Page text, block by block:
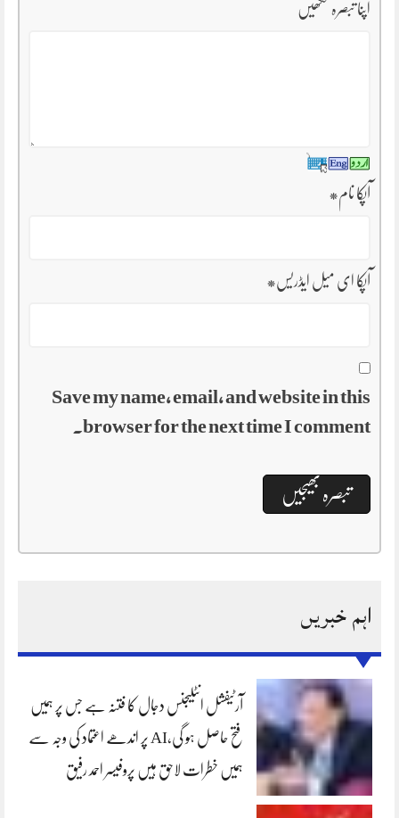
اپنا تبصرہ لکھیں
آپکا نام*
آپکا ای میل ایڈریس*
Save my name, email, and website in this
browser for the next time I comment.
اہم خبریں
آرٹیفشل انٹلیجنس دجال کا فتنہ ہے جس پر ہمیں
فتح حاصل ہو گی،AI پر اندھے اعتماد کی وجہ سے
ہمیں خطرات لاحق ہیں پروفیسر احمد رفیق